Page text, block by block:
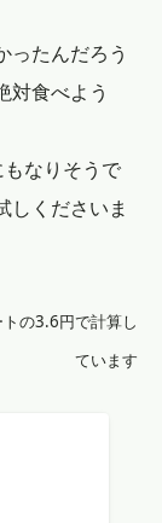
ったんだろう
対食べよう
なりそうで
しくださいま
の3.6円で計算し
ています